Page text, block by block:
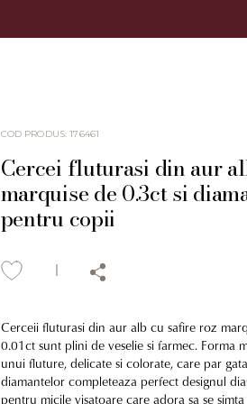
COD PRODUS:176461
Cercei fluturasi din aur
marquise de 0.3ct si
pentru copii
Cerceii fluturasi din aur alb cu safire roz
0.01ct sunt plini de veselie si farmec. Forma
unui fluture, delicate si colorate, care par
diamantelor completeaza perfect designul
pentru micile visatoare care adora sa se